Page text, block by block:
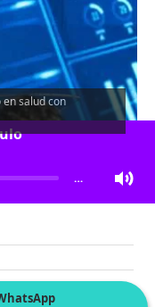
en salud con
…